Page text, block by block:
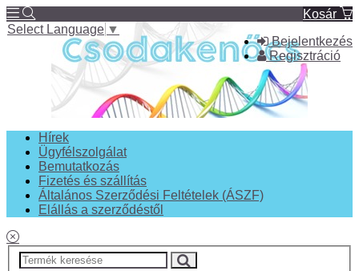
Kosár
Bejelentkezés
Regisztráció
Select Language ▼
Hírek
Ügyfélszolgálat
Bemutatkozás
Fizetés és szállítás
Általános Szerződési Feltételek (ÁSZF)
Elállás a szerződéstől